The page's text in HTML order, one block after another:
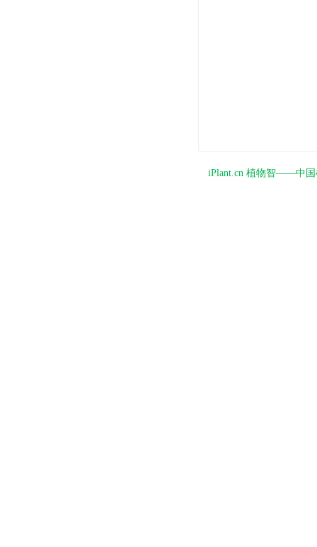
iPlant.cn 植物智——中国